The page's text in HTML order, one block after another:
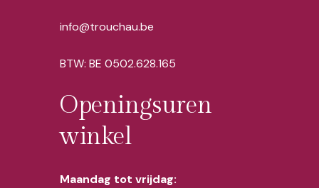
info@trouchau.be
BTW: BE 0502.628.165
Openingsuren
winkel
Maandag tot vrijdag: